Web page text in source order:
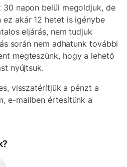
napon belül megoldjuk, de
akár 12 hetet is igénybe
eljárás, nem tudjuk
során nem adhatunk további
megteszünk, hogy a lehető
nyújtsuk.
visszatérítjük a pénzt a
e-mailben értesítünk a